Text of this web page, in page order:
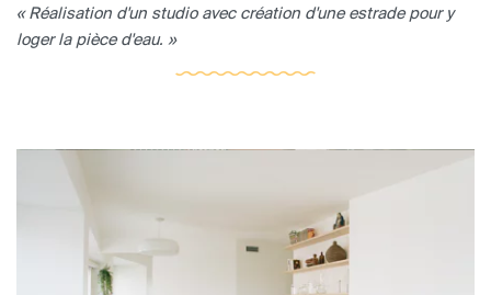
« Réalisation d'un studio avec création d'une estrade pour y
loger la pièce d'eau. »